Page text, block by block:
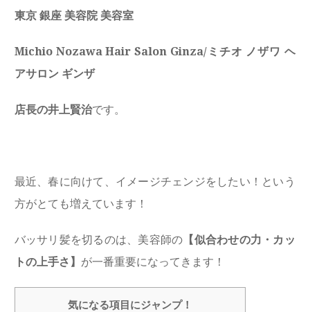
東京 銀座 美容院 美容室
Michio Nozawa Hair Salon Ginza/ミチオ ノザワ ヘ
アサロン ギンザ
店長の井上賢治です。
最近、春に向けて、イメージチェンジをしたい！という
方がとても増えています！
バッサリ髪を切るのは、美容師の 【似合わせの力・カッ
トの上手さ】 が一番重要になってきます！
気になる項目にジャンプ！